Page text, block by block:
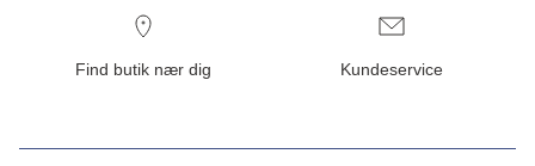
Find butik nær dig Kundeservice